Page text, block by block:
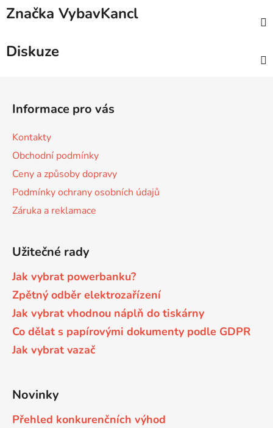
Značka VybavKancl
Diskuze
Informace pro vás
Kontakty
Obchodní podmínky
Ceny a způsoby dopravy
Podmínky ochrany osobních údajů
Záruka a reklamace
Užitečné rady
Jak vybrat powerbanku?
Zpětný odběr elektrozařízení
Jak vybrat vhodnou náplň do tiskárny
Co dělat s papírovými dokumenty podle GDPR
Jak vybrat vazač
Novinky
Přehled konkurenčních výhod